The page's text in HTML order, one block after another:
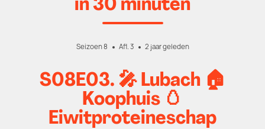
in 30 minuten
Seizoen 8 Afl. 3 2 jaar geleden
S08E03. 🎤 Lubach 🏠
Koophuis 🥚
Eiwitproteineschap